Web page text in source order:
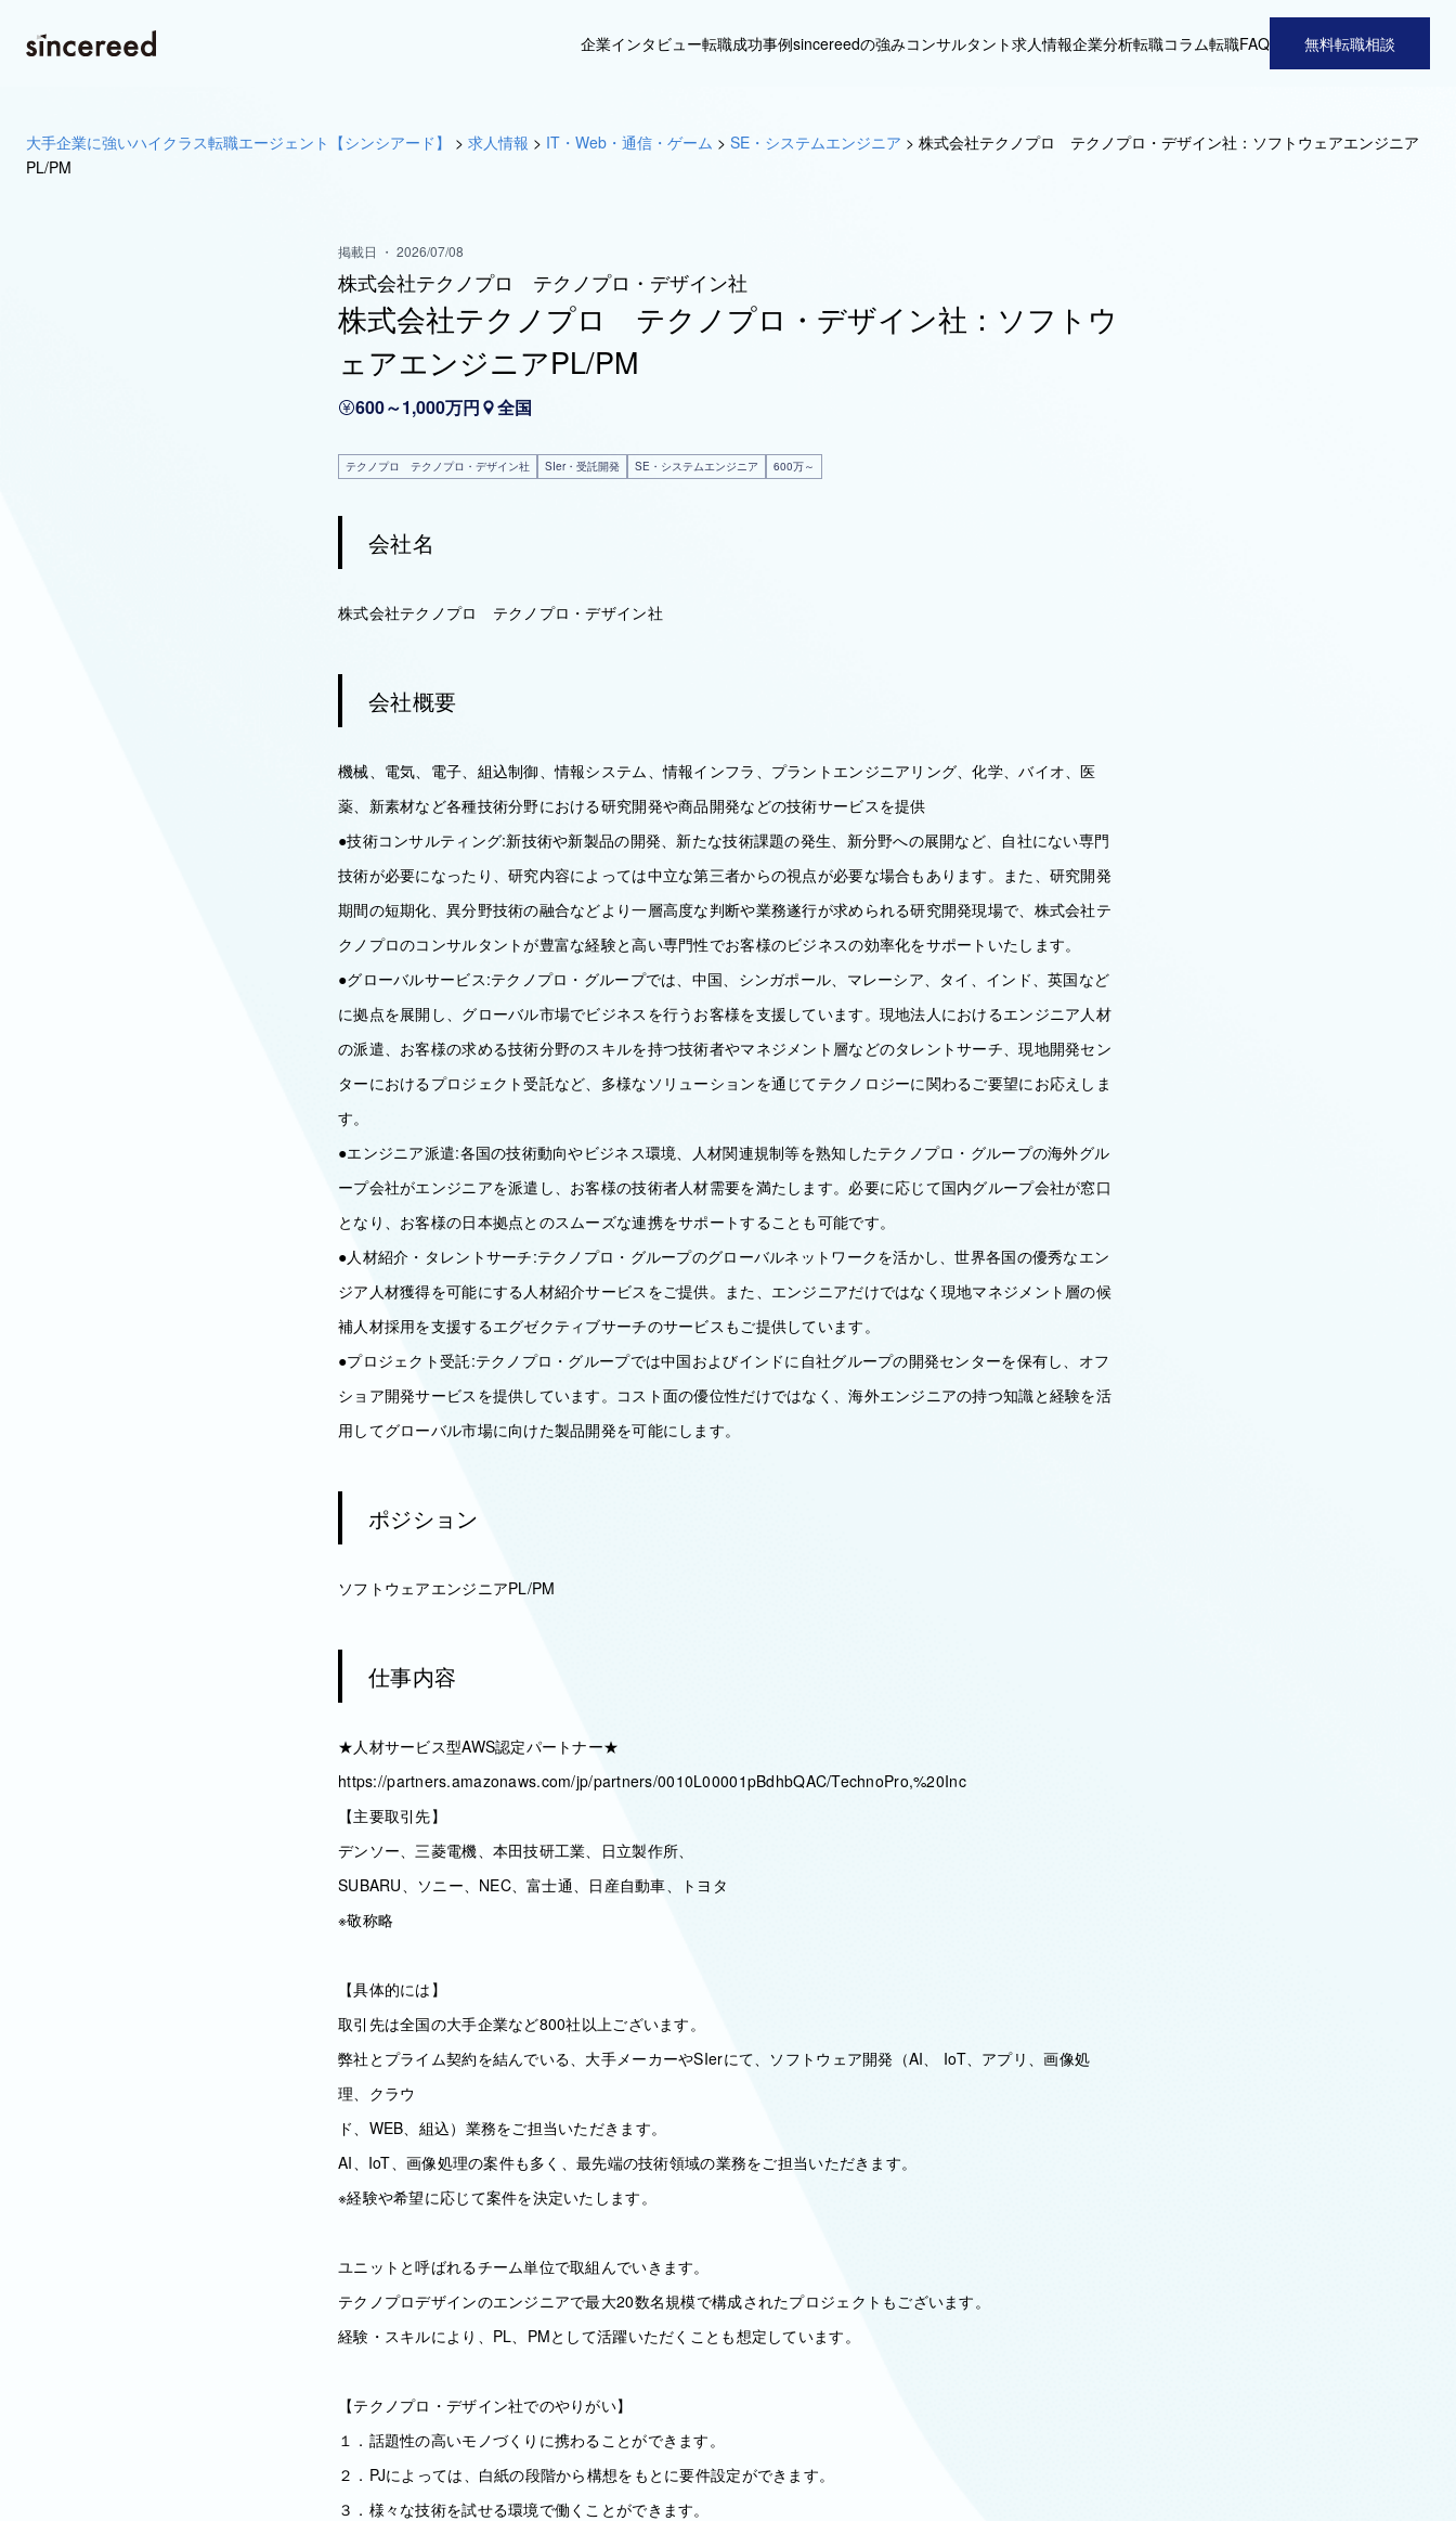
企業インタビュー転職成功事例sincereedの強みコンサルタント求人情報企業分析転職コラム転職FAQ 無料転職相談
大手企業に強いハイクラス転職エージェント【シンシアード】 > 求人情報 > IT・Web・通信・ゲーム > SE・システムエンジニア > 株式会社テクノプロ テクノプロ・デザイン社：ソフトウェアエンジニア
PL/PM
掲載日 ・ 2026/07/08
株式会社テクノプロ テクノプロ・デザイン社
株式会社テクノプロ テクノプロ・デザイン社：ソフトウ
ェアエンジニアPL/PM
600～1,000万円 全国
テクノプロ テクノプロ・デザイン社 SIer・受託開発 SE・システムエンジニア 600万～
会社名
株式会社テクノプロ テクノプロ・デザイン社
会社概要
機械、電気、電子、組込制御、情報システム、情報インフラ、プラントエンジニアリング、化学、バイオ、医
薬、新素材など各種技術分野における研究開発や商品開発などの技術サービスを提供
●技術コンサルティング:新技術や新製品の開発、新たな技術課題の発生、新分野への展開など、自社にない専門
技術が必要になったり、研究内容によっては中立な第三者からの視点が必要な場合もあります。また、研究開発
期間の短期化、異分野技術の融合などより一層高度な判断や業務遂行が求められる研究開発現場で、株式会社テ
クノプロのコンサルタントが豊富な経験と高い専門性でお客様のビジネスの効率化をサポートいたします。
●グローバルサービス:テクノプロ・グループでは、中国、シンガポール、マレーシア、タイ、インド、英国など
に拠点を展開し、グローバル市場でビジネスを行うお客様を支援しています。現地法人におけるエンジニア人材
の派遣、お客様の求める技術分野のスキルを持つ技術者やマネジメント層などのタレントサーチ、現地開発セン
ターにおけるプロジェクト受託など、多様なソリューションを通じてテクノロジーに関わるご要望にお応えしま
す。
●エンジニア派遣:各国の技術動向やビジネス環境、人材関連規制等を熟知したテクノプロ・グループの海外グル
ープ会社がエンジニアを派遣し、お客様の技術者人材需要を満たします。必要に応じて国内グループ会社が窓口
となり、お客様の日本拠点とのスムーズな連携をサポートすることも可能です。
●人材紹介・タレントサーチ:テクノプロ・グループのグローバルネットワークを活かし、世界各国の優秀なエン
ジア人材獲得を可能にする人材紹介サービスをご提供。また、エンジニアだけではなく現地マネジメント層の候
補人材採用を支援するエグゼクティブサーチのサービスもご提供しています。
●プロジェクト受託:テクノプロ・グループでは中国およびインドに自社グループの開発センターを保有し、オフ
ショア開発サービスを提供しています。コスト面の優位性だけではなく、海外エンジニアの持つ知識と経験を活
用してグローバル市場に向けた製品開発を可能にします。
ポジション
ソフトウェアエンジニアPL/PM
仕事内容
★人材サービス型AWS認定パートナー★
https://partners.amazonaws.com/jp/partners/0010L00001pBdhbQAC/TechnoPro,%20Inc
【主要取引先】
デンソー、三菱電機、本田技研工業、日立製作所、
SUBARU、ソニー、NEC、富士通、日産自動車、トヨタ
※敬称略
【具体的には】
取引先は全国の大手企業など800社以上ございます。
弊社とプライム契約を結んでいる、大手メーカーやSIerにて、ソフトウェア開発（AI、 IoT、アプリ、画像処
理、クラウ
ド、WEB、組込）業務をご担当いただきます。
AI、IoT、画像処理の案件も多く、最先端の技術領域の業務をご担当いただきます。
※経験や希望に応じて案件を決定いたします。
ユニットと呼ばれるチーム単位で取組んでいきます。
テクノプロデザインのエンジニアで最大20数名規模で構成されたプロジェクトもございます。
経験・スキルにより、PL、PMとして活躍いただくことも想定しています。
【テクノプロ・デザイン社でのやりがい】
１．話題性の高いモノづくりに携わることができます。
２．PJによっては、白紙の段階から構想をもとに要件設定ができます。
３．様々な技術を試せる環境で働くことができます。